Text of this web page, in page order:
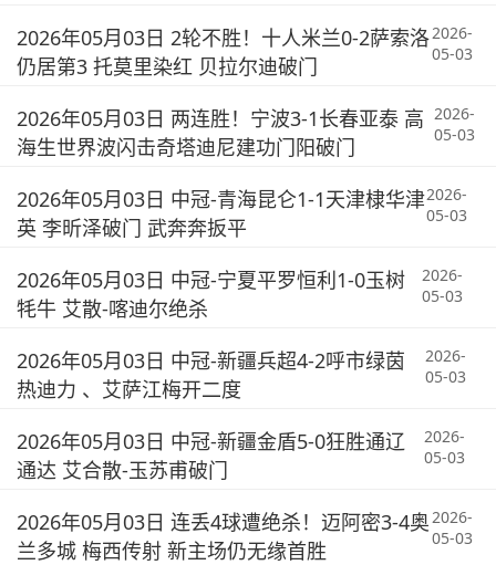
2026年05月03日 2轮不胜！十人米兰0-2萨索洛
仍居第3 托莫里染红 贝拉尔迪破门
2026-
05-03
2026年05月03日 两连胜！宁波3-1长春亚泰 高
海生世界波闪击奇塔迪尼建功门阳破门
2026-
05-03
2026年05月03日 中冠-青海昆仑1-1天津棣华津
英 李昕泽破门 武奔奔扳平
2026-
05-03
2026年05月03日 中冠-宁夏平罗恒利1-0玉树
牦牛 艾散-喀迪尔绝杀
2026-
05-03
2026年05月03日 中冠-新疆兵超4-2呼市绿茵
热迪力 、艾萨江梅开二度
2026-
05-03
2026年05月03日 中冠-新疆金盾5-0狂胜通辽
通达 艾合散-玉苏甫破门
2026-
05-03
2026年05月03日 连丢4球遭绝杀！迈阿密3-4奥
兰多城 梅西传射 新主场仍无缘首胜
2026-
05-03